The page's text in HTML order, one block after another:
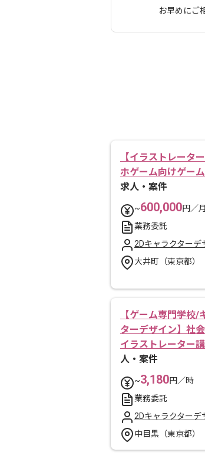
お早めにご
【イラストレータ
ホゲーム向けゲー
求人・案件
~600,000円／月
業務委託
2Dキャラクターデ
大井町（東京都）
【ゲーム専門学校/
ターデザイン】社
イラストレーター
人・案件
~3,180円／時
業務委託
2Dキャラクターデ
中目黒（東京都）